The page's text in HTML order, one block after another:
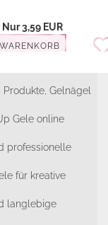
Nur 3,59 EUR
WARENKORB
Gelnägel
Gele online
professionelle
für kreative
langlebige